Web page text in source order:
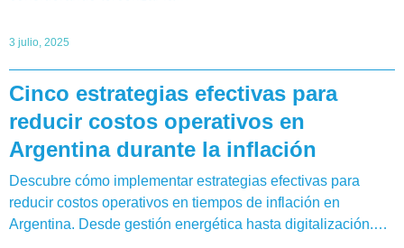
3 julio, 2025
Cinco estrategias efectivas para
reducir costos operativos en
Argentina durante la inflación
Descubre cómo implementar estrategias efectivas para
reducir costos operativos en tiempos de inflación en
Argentina. Desde gestión energética hasta digitalización.…